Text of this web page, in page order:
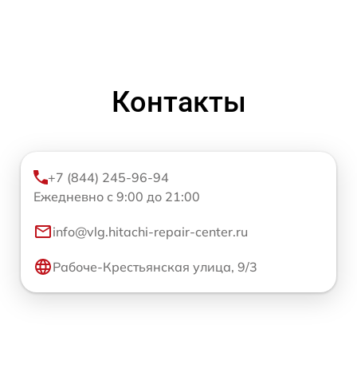
Контакты
+7 (844) 245-96-94
Ежедневно с 9:00 до 21:00
info@vlg.hitachi-repair-center.ru
Рабоче-Крестьянская улица, 9/3